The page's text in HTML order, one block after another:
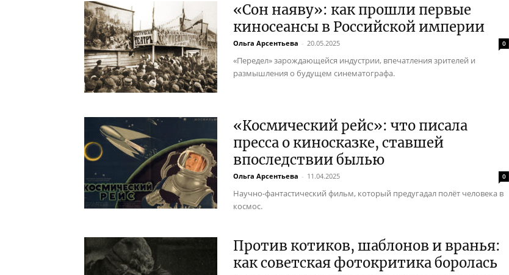
«Сон наяву»: как прошли первые
киносеансы в Российской империи
Ольга Арсентьева - 20.05.2025 0
«Передел» зарождающейся индустрии, впечатления зрителей и
размышления о будущем синематографа.
«Космический рейс»: что писала
пресса о киносказке, ставшей
впоследствии былью
Ольга Арсентьева - 11.04.2025 0
Научно-фантастический фильм, который предугадал полёт человека в
космос.
Против котиков, шаблонов и вранья:
как советская фотокритика боролась